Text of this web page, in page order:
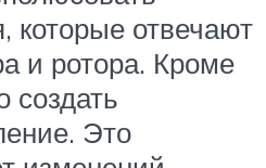
которые отвечают
и ротора. Кроме
создать
Это